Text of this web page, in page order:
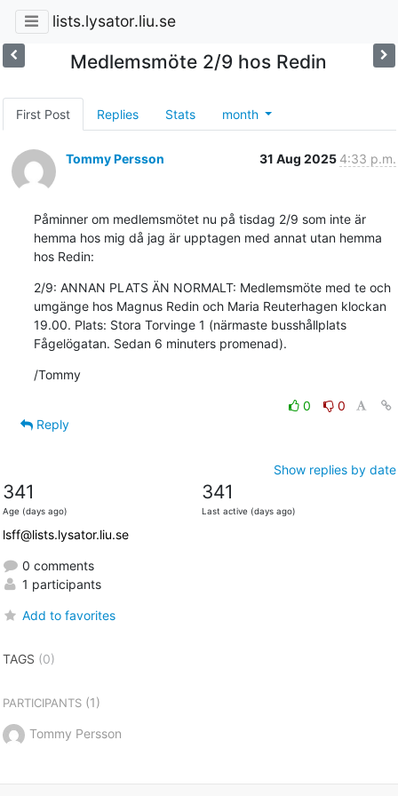
lists.lysator.liu.se
Medlemsmöte 2/9 hos Redin
First Post Replies Stats month
Tommy Persson 31 Aug 2025 4:33 p.m.
Påminner om medlemsmötet nu på tisdag 2/9 som inte är
hemma hos mig då jag är upptagen med annat utan hemma
hos Redin:
2/9: ANNAN PLATS ÄN NORMALT: Medlemsmöte med te och
umgänge hos Magnus Redin och Maria Reuterhagen klockan
19.00. Plats: Stora Torvinge 1 (närmaste busshållplats
Fågelögatan. Sedan 6 minuters promenad).
/Tommy
0
0
Reply
Show replies by date
341
Age (days ago)
341
Last active (days ago)
lsff@lists.lysator.liu.se
0 comments
1 participants
Add to favorites
TAGS (0)
PARTICIPANTS(1)
Tommy Persson